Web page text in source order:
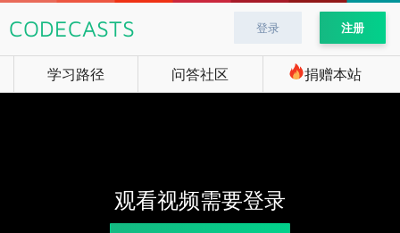
CODECASTS 登录 注册
学习路径 问答社区 捐赠本站
观看视频需要登录